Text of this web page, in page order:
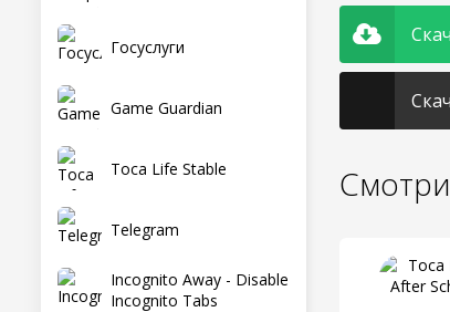
Госуслуги
Game Guardian
Toca Life Stable
Telegram
Incognito Away - Disable
Incognito Tabs